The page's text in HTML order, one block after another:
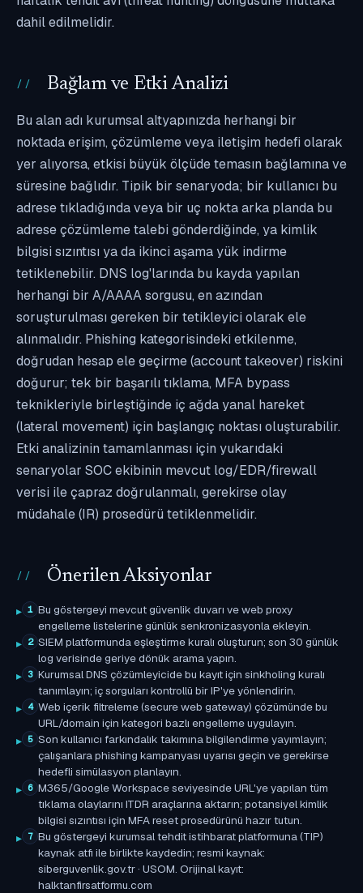
dahil edilmelidir.
Bağlam ve Etki Analizi
Bu alan adı kurumsal altyapınızda herhangi bir
noktada erişim, çözümleme veya iletişim hedefi olarak
yer alıyorsa, etkisi büyük ölçüde temasın bağlamına ve
süresine bağlıdır. Tipik bir senaryoda; bir kullanıcı bu
adrese tıkladığında veya bir uç nokta arka planda bu
adrese çözümleme talebi gönderdiğinde, ya kimlik
bilgisi sızıntısı ya da ikinci aşama yük indirme
tetiklenebilir. DNS log'larında bu kayda yapılan
herhangi bir A/AAAA sorgusu, en azından
soruşturulması gereken bir tetikleyici olarak ele
alınmalıdır. Phishing kategorisindeki etkilenme,
doğrudan hesap ele geçirme (account takeover) riskini
doğurur; tek bir başarılı tıklama, MFA bypass
teknikleriyle birleştiğinde iç ağda yanal hareket
(lateral movement) için başlangıç noktası oluşturabilir.
Etki analizinin tamamlanması için yukarıdaki
senaryolar SOC ekibinin mevcut log/EDR/firewall
verisi ile çapraz doğrulanmalı, gerekirse olay
müdahale (IR) prosedürü tetiklenmelidir.
Önerilen Aksiyonlar
1 Bu göstergeyi mevcut güvenlik duvarı ve web proxy
engelleme listelerine günlük senkronizasyonla ekleyin.
2 SIEM platformunda eşleştirme kuralı oluşturun; son 30 günlük
log verisinde geriye dönük arama yapın.
3 Kurumsal DNS çözümleyicide bu kayıt için sinkholing kuralı
tanımlayın; iç sorguları kontrollü bir IP'ye yönlendirin.
4 Web içerik filtreleme (secure web gateway) çözümünde bu
URL/domain için kategori bazlı engelleme uygulayın.
5 Son kullanıcı farkındalık takımına bilgilendirme yayımlayın;
çalışanlara phishing kampanyası uyarısı geçin ve gerekirse
hedefli simülasyon planlayın.
6 M365/Google Workspace seviyesinde URL'ye yapılan tüm
tıklama olaylarını ITDR araçlarına aktarın; potansiyel kimlik
bilgisi sızıntısı için MFA reset prosedürünü hazır tutun.
7 Bu göstergeyi kurumsal tehdit istihbarat platformuna (TIP)
kaynak atfı ile birlikte kaydedin; resmi kaynak:
siberguvenlik.gov.tr · USOM. Orijinal kayıt:
halktanfirsatformu.com